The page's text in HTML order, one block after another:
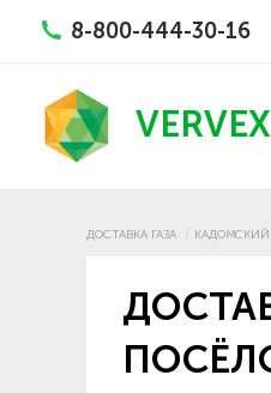
8-800-444-30-16
VERVEX
ДОСТАВКА ГАЗА